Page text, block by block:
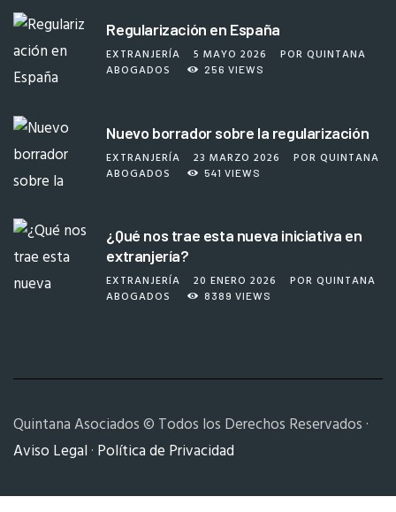
Regularización en España
EXTRANJERÍA 5 MAYO 2026 PORQUINTANA
ABOGADOS
256 VIEWS
Nuevo borrador sobre la regularización
EXTRANJERÍA 23 MARZO 2026 PORQUINTANA
ABOGADOS
541 VIEWS
¿Qué nos trae esta nueva iniciativa en
extranjería?
EXTRANJERÍA 20 ENERO 2026 PORQUINTANA
ABOGADOS
8389 VIEWS
Quintana Asociados © Todos los Derechos Reservados ·
Aviso Legal · Política de Privacidad